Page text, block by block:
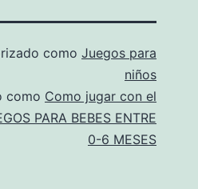
como Juegos para
niños
como Como jugar con el
PARA BEBES ENTRE
0-6 MESES